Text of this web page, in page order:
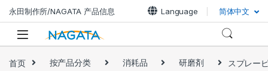
永田制作所/NAGATA 产品信息 Language 简体中文
首页 按产品分类 消耗品 研磨剤 スプレー